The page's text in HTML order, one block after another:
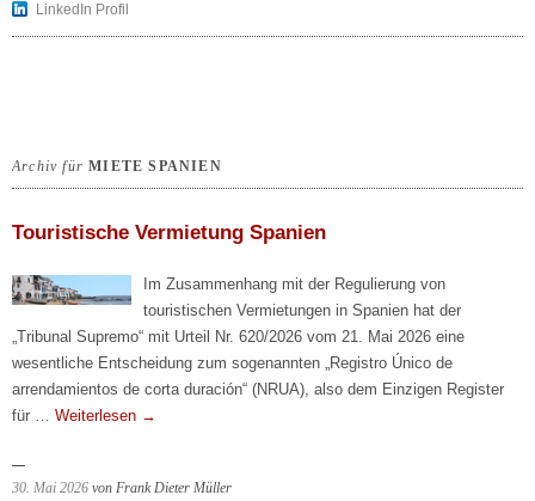
LinkedIn Profil
Archiv fürMIETE SPANIEN
Touristische Vermietung Spanien
Im Zusammenhang mit der Regulierung von
touristischen Vermietungen in Spanien hat der
„Tribunal Supremo“ mit Urteil Nr. 620/2026 vom 21. Mai 2026 eine
wesentliche Entscheidung zum sogenannten „Registro Único de
arrendamientos de corta duración“ (NRUA), also dem Einzigen Register
für … Weiterlesen →
30. Mai 2026 von Frank Dieter Müller